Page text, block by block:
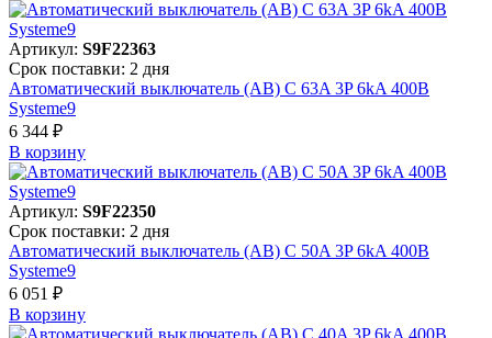
Артикул: S9F22363
Срок поставки: 2 дня
Автоматический выключатель (АВ) C 63A 3P 6kA 400В
Systeme9
6 344 ₽
В корзинy
Артикул: S9F22350
Срок поставки: 2 дня
Автоматический выключатель (АВ) C 50A 3P 6kA 400В
Systeme9
6 051 ₽
В корзинy